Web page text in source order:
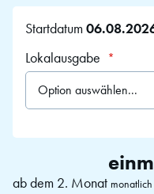
Startdatum
Lokalausgabe
ab dem 2. Monat monatlich